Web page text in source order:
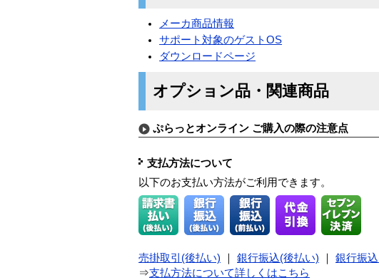
メーカ商品情報
サポート対象のゲストOS
ダウンロードページ
オプション品・関連商品
ぷらっとオンライン ご購入の際の注意点
支払方法について
以下のお支払い方法がご利用できます。
売掛取引(後払い) 銀行振込(後払い) 銀行振
⇒支払方法について詳しくはこちら